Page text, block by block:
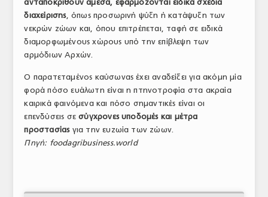
ανταποκριθούν άμεσα, εφαρμόζονται ειδικά σχέδια
διαχείρισης, όπως προσωρινή ψύξη ή κατάψυξη των
νεκρών ζώων και, όπου επιτρέπεται, ταφή σε ειδικά
διαμορφωμένους χώρους υπό την επίβλεψη των
αρμόδιων Αρχών.
Ο παρατεταμένος καύσωνας έχει αναδείξει για ακόμη μία
φορά πόσο ευάλωτη είναι η πτηνοτροφία στα ακραία
καιρικά φαινόμενα και πόσο σημαντικές είναι οι
επενδύσεις σεσύγχρονες υποδομές και μέτρα
προστασίαςγια την ευζωία των ζώων.
Πηγή: foodagribusiness.world